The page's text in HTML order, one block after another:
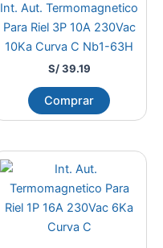
Int. Aut. Termomagnetico
Para Riel 3P 10A 230Vac
10Ka Curva C Nb1-63H
S/39.19
Comprar